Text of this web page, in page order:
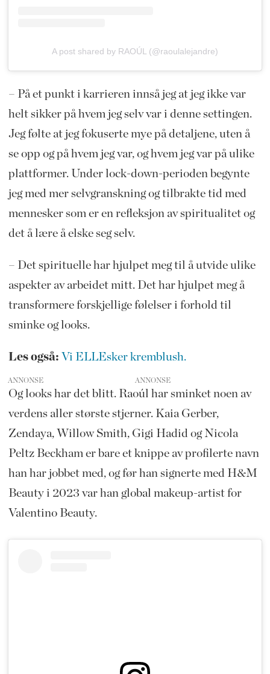
A post shared by RAOÚL (@raoulalejandre)
– På et punkt i karrieren innså jeg at jeg ikke var
helt sikker på hvem jeg selv var i denne settingen.
Jeg følte at jeg fokuserte mye på detaljene, uten å
se opp og på hvem jeg var, og hvem jeg var på ulike
plattformer. Under lock-down-perioden begynte
jeg med mer selvgranskning og tilbrakte tid med
mennesker som er en refleksjon av spiritualitet og
det å lære å elske seg selv.
– Det spirituelle har hjulpet meg til å utvide ulike
aspekter av arbeidet mitt. Det har hjulpet meg å
transformere forskjellige følelser i forhold til
sminke og looks.
Les også: Vi ELLEsker kremblush.
ANNONSE
Og looks har det blitt. Raoúl har sminket noen av
verdens aller største stjerner. Kaia Gerber,
Zendaya, Willow Smith, Gigi Hadid og Nicola
Peltz Beckham er bare et knippe av profilerte navn
han har jobbet med, og før han signerte med H&M
Beauty i 2023 var han global makeup-artist for
Valentino Beauty.